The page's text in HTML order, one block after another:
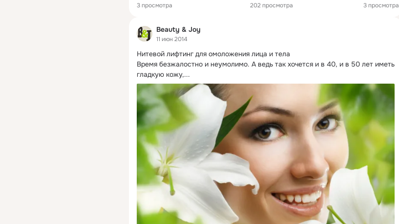
3 просмотра 202 просмотра 3 просмотра
Beauty & Joy
11 июн 2014
Нитевой лифтинг для омоложения лица и тела
Время безжалостно и неумолимо. А ведь так хочется и в 40, и в 50 лет иметь
гладкую кожу,...